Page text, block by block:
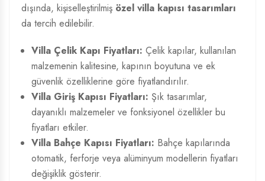
dışında, kişiselleştirilmiş özel villa kapısı tasarımları
da tercih edilebilir.
Villa Çelik Kapı Fiyatları: Çelik kapılar, kullanılan
malzemenin kalitesine, kapının boyutuna ve ek
güvenlik özelliklerine göre fiyatlandırılır.
Villa Giriş Kapısı Fiyatları: Şık tasarımlar,
dayanıklı malzemeler ve fonksiyonel özellikler bu
fiyatları etkiler.
Villa Bahçe Kapısı Fiyatları: Bahçe kapılarında
otomatik, ferforje veya alüminyum modellerin fiyatları
değişiklik gösterir.